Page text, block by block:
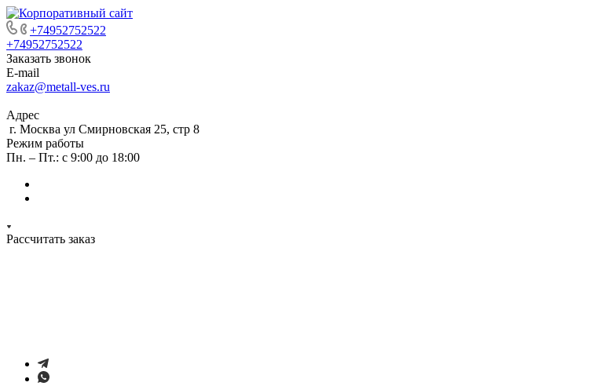
+74952752522
+74952752522
Заказать звонок
E-mail
zakaz@metall-ves.ru
Адрес
г. Москва ул Смирновская 25, стр 8
Режим работы
Пн. – Пт.: с 9:00 до 18:00
Рассчитать заказ